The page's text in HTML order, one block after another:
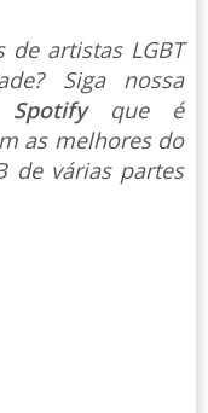
de artistas LGBT
Siga nossa
Spotify que é
as melhores do
de várias partes